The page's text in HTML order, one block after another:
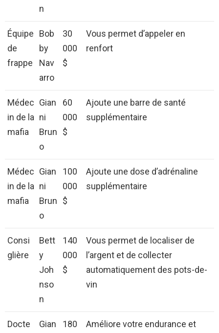
n
Équipe
de
frappe
Bob
by
Nav
arro
30
000
$
Vous permet d’appeler en
renfort
Médec
in de la
mafia
Gian
ni
Brun
o
60
000
$
Ajoute une barre de santé
supplémentaire
Médec
in de la
mafia
Gian
ni
Brun
o
100
000
$
Ajoute une dose d’adrénaline
supplémentaire
Consi
glière
Bett
y
Joh
nso
n
140
000
$
Vous permet de localiser de
l’argent et de collecter
automatiquement des pots-de-
vin
Docte
Gian
180
Améliore votre endurance et